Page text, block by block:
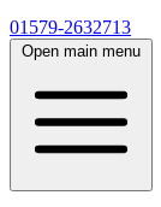
01579-2632713
Open main menu